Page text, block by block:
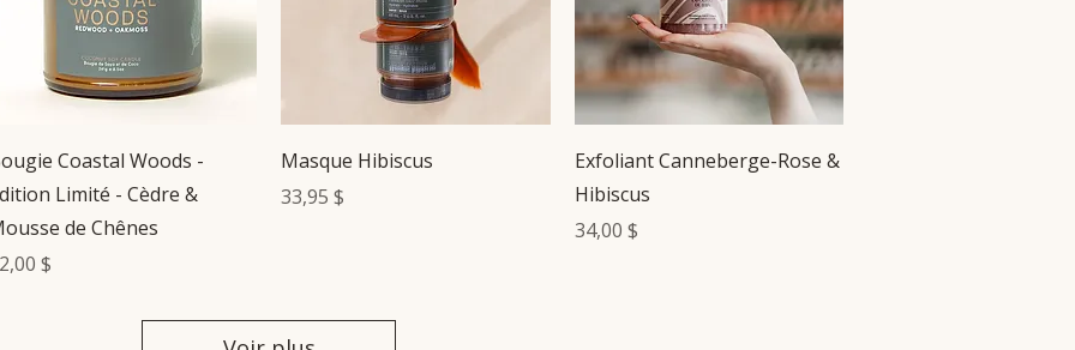
Aperçu rapide
Coastal Woods -
Limité - Cèdre &
de Chênes
$
Aperçu rapide
Masque Hibiscus
Prix
33,95 $
Aperçu rapide
Exfoliant Canneberge-Rose &
Hibiscus
Prix
34,00 $